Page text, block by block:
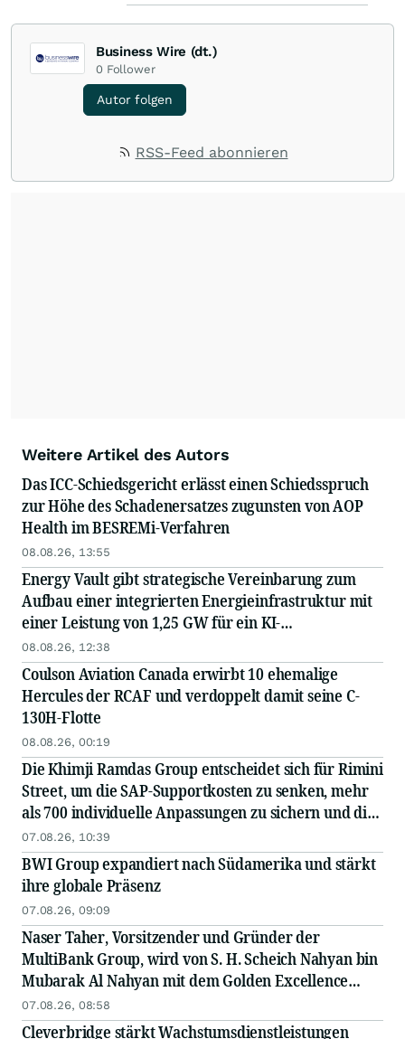
Business Wire (dt.)
0 Follower
Autor folgen
RSS-Feed abonnieren
Weitere Artikel des Autors
Das ICC-Schiedsgericht erlässt einen Schiedsspruch
zur Höhe des Schadenersatzes zugunsten von AOP
Health im BESREMi-Verfahren
08.08.26, 13:55
Energy Vault gibt strategische Vereinbarung zum
Aufbau einer integrierten Energieinfrastruktur mit
einer Leistung von 1,25 GW für ein KI-
Rechenzentrum eines Hyperscalers bekannt – in
Zusammenarbeit mit einem führenden EPC...
08.08.26, 12:38
Coulson Aviation Canada erwirbt 10 ehemalige
Hercules der RCAF und verdoppelt damit seine C-
130H-Flotte
08.08.26, 00:19
Die Khimji Ramdas Group entscheidet sich für Rimini
Street, um die SAP-Supportkosten zu senken, mehr
als 700 individuelle Anpassungen zu sichern und die
Einsparungen in Innovationen zu reinvestieren
07.08.26, 10:39
BWI Group expandiert nach Südamerika und stärkt
ihre globale Präsenz
07.08.26, 09:09
Naser Taher, Vorsitzender und Gründer der
MultiBank Group, wird von S. H. Scheich Nahyan bin
Mubarak Al Nahyan mit dem Golden Excellence
Award für herausragende Leistungen in den
Bereichen FinTech, digitale Vermögenswerte und
07.08.26, 08:58
Cleverbridge stärkt Wachstumsdienstleistungen